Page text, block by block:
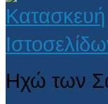
Ηχώ των